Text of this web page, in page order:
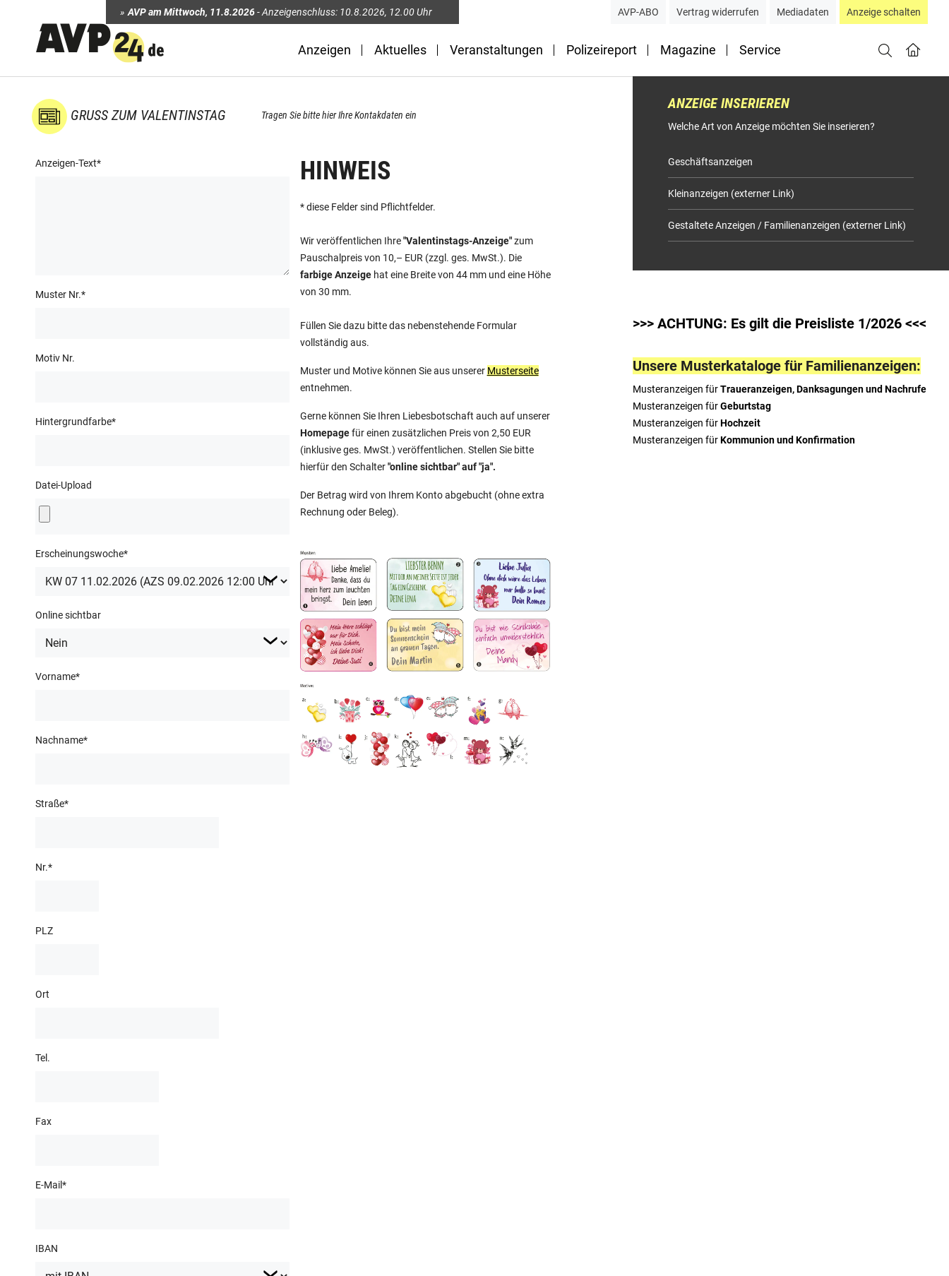
AVP am Mittwoch, 11.8.2026-Anzeigenschluss: 10.8.2026, 12.00 Uhr AVP-ABO Vertrag widerrufen Mediadaten Anzeige schalten
Anzeigen Aktuelles Veranstaltungen Polizeireport Magazine Service
GRUSS ZUM VALENTINSTAG Tragen Sie bitte hier Ihre Kontakdaten ein
Anzeigen-Text*
Muster Nr.*
Motiv Nr.
Hintergrundfarbe*
Datei-Upload
Erscheinungswoche*
Online sichtbar
Vorname*
Nachname*
Straße*
Nr.*
PLZ
Ort
Tel.
Fax
E-Mail*
IBAN
HINWEIS
* diese Felder sind Pflichtfelder.
Wir veröffentlichen Ihre"Valentinstags-Anzeige"zum
Pauschalpreis von 10,– EUR (zzgl. ges. MwSt.). Die
farbige Anzeigehat eine Breite von 44 mm und eine Höhe
von 30 mm.
Füllen Sie dazu bitte das nebenstehende Formular
vollständig aus.
Muster und Motive können Sie aus unserer Musterseite
entnehmen.
Gerne können Sie Ihren Liebesbotschaft auch auf unserer
Homepagefür einen zusätzlichen Preis von 2,50 EUR
(inklusive ges. MwSt.) veröffentlichen. Stellen Sie bitte
hierfür den Schalter"online sichtbar" auf "ja".
Der Betrag wird von Ihrem Konto abgebucht (ohne extra
Rechnung oder Beleg).
ANZEIGE INSERIEREN
Welche Art von Anzeige möchten Sie inserieren?
Geschäftsanzeigen
Kleinanzeigen (externer Link)
Gestaltete Anzeigen / Familienanzeigen (externer Link)
>>> ACHTUNG: Es gilt die Preisliste 1/2026 <<<
Unsere Musterkataloge für Familienanzeigen:
Musteranzeigen fürTraueranzeigen, Danksagungen und Nachrufe
Musteranzeigen fürGeburtstag
Musteranzeigen fürHochzeit
Musteranzeigen fürKommunion und Konfirmation